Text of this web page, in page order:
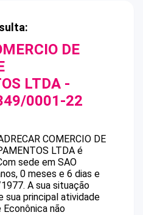
DE
LTDA -
0001-22
COMERCIO DE
LTDA é
sede em SAO
0 meses e 6 dias e
A sua situação
sua principal atividade
não